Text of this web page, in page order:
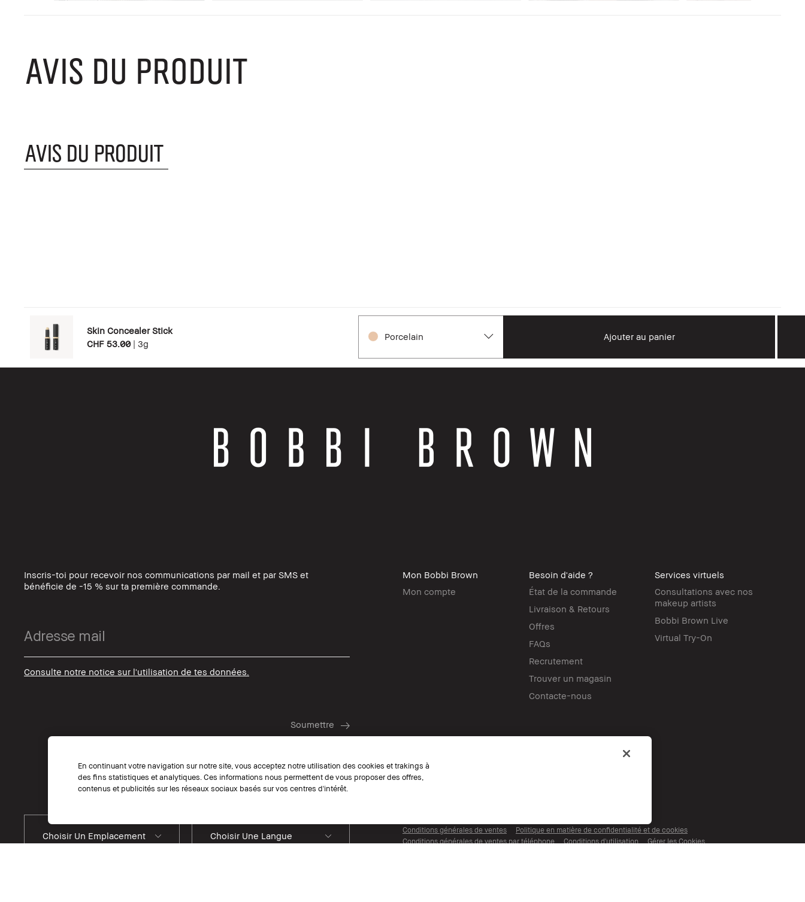
AVIS DU PRODUIT
AVIS DU PRODUIT
Skin Concealer Stick
CHF 53.00 | 3g
Porcelain Ajouter au panier
Inscris-toi pour recevoir nos communications par mail et par SMS et
bénéficie de -15 % sur ta première commande.
Consulte notre notice sur l'utilisation de tes données.
Mon Bobbi Brown
Mon compte
Besoin d'aide ?
État de la commande
Livraison & Retours
Offres
FAQs
Recrutement
Trouver un magasin
Contacte-nous
Services virtuels
Consultations avec nos
makeup artists
Bobbi Brown Live
Virtual Try-On
Choisir Un Emplacement Choisir Une Langue
Conditions générales de ventes
Politique en matière de confidentialité et de cookies
Conditions générales de ventes par téléphone
Conditions d'utilisation Gérer les Cookies
En continuant votre navigation sur notre site, vous acceptez notre utilisation des cookies et trakings à
des fins statistiques et analytiques. Ces informations nous permettent de vous proposer des offres,
contenus et publicités sur les réseaux sociaux basés sur vos centres d'intérêt.